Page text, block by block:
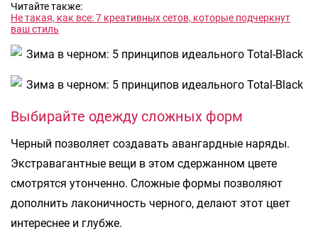
Читайте также:
Не такая, как все: 7 креативных сетов, которые подчеркнут
ваш стиль
Выбирайте одежду сложных форм
Черный позволяет создавать авангардные наряды.
Экстравагантные вещи в этом сдержанном цвете
смотрятся утонченно. Сложные формы позволяют
дополнить лаконичность черного, делают этот цвет
интереснее и глубже.